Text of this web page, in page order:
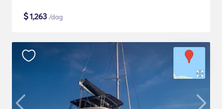
$1,263 /dag